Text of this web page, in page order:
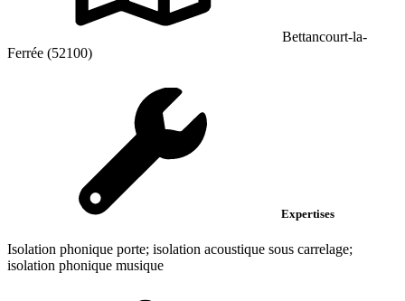
Bettancourt-la-
Ferrée (52100)
Expertises
Isolation phonique porte; isolation acoustique sous carrelage;
isolation phonique musique